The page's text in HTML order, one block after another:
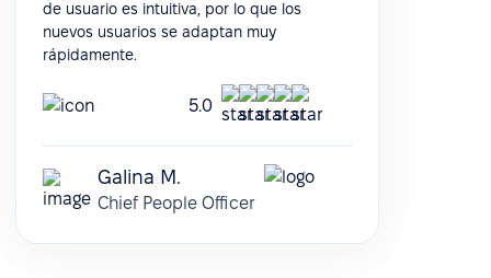
de usuario es intuitiva, por lo que los
nuevos usuarios se adaptan muy
rápidamente.
5.0
Galina M.
Chief People Officer